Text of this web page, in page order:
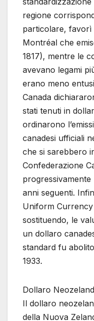
regione
particolare, favorì
Montréal che
1817), mentre le
avevano legami
erano meno
Canada
stati tenuti in
ordinarono
canadesi ufficiali
che si sarebbero
Confederazione
progressivamente
anni seguenti.
Uniform Currency
sostituendo, le
un dollaro
standard fu
1933.
Dollaro
Il dollaro
della Nuova